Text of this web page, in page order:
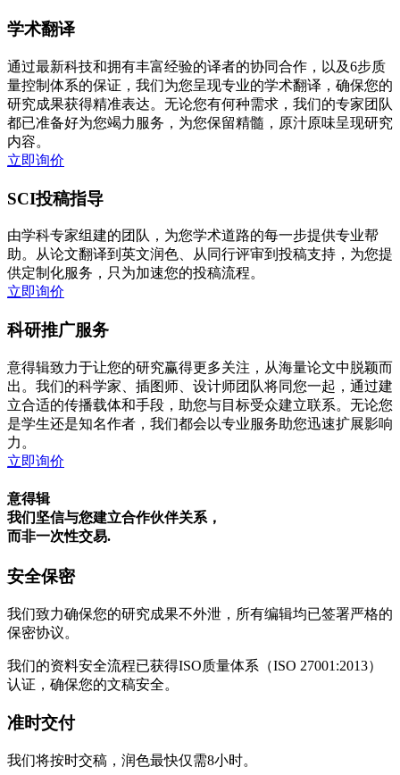
学术翻译
通过最新科技和拥有丰富经验的译者的协同合作，以及6步质
量控制体系的保证，我们为您呈现专业的学术翻译，确保您的
研究成果获得精准表达。无论您有何种需求，我们的专家团队
都已准备好为您竭力服务，为您保留精髓，原汁原味呈现研究
内容。
立即询价
SCI投稿指导
由学科专家组建的团队，为您学术道路的每一步提供专业帮
助。从论文翻译到英文润色、从同行评审到投稿支持，为您提
供定制化服务，只为加速您的投稿流程。
立即询价
科研推广服务
意得辑致力于让您的研究赢得更多关注，从海量论文中脱颖而
出。我们的科学家、插图师、设计师团队将同您一起，通过建
立合适的传播载体和手段，助您与目标受众建立联系。无论您
是学生还是知名作者，我们都会以专业服务助您迅速扩展影响
力。
立即询价
意得辑
我们坚信与您建立合作伙伴关系，
而非一次性交易.
安全保密
我们致力确保您的研究成果不外泄，所有编辑均已签署严格的
保密协议。
我们的资料安全流程已获得ISO质量体系（ISO 27001:2013）
认证，确保您的文稿安全。
准时交付
我们将按时交稿，润色最快仅需8小时。